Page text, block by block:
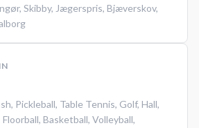
, Skibby, Jægerspris, Bjæverskov,
, Pickleball, Table Tennis, Golf, Hall,
Floorball, Basketball, Volleyball,